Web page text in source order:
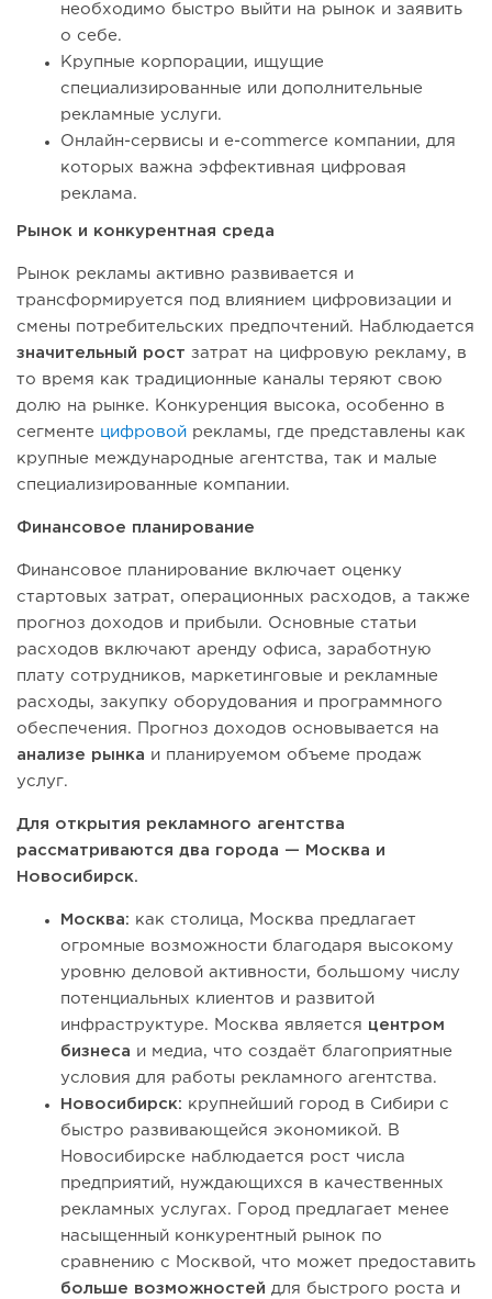
необходимо быстро выйти на рынок и заявить
о себе.
Крупные корпорации, ищущие
специализированные или дополнительные
рекламные услуги.
Онлайн-сервисы и e-commerce компании, для
которых важна эффективная цифровая
реклама.
Рынок и конкурентная среда
Рынок рекламы активно развивается и
трансформируется под влиянием цифровизации и
смены потребительских предпочтений. Наблюдается
значительный рост затрат на цифровую рекламу, в
то время как традиционные каналы теряют свою
долю на рынке. Конкуренция высока, особенно в
сегменте цифровой рекламы, где представлены как
крупные международные агентства, так и малые
специализированные компании.
Финансовое планирование
Финансовое планирование включает оценку
стартовых затрат, операционных расходов, а также
прогноз доходов и прибыли. Основные статьи
расходов включают аренду офиса, заработную
плату сотрудников, маркетинговые и рекламные
расходы, закупку оборудования и программного
обеспечения. Прогноз доходов основывается на
анализе рынка и планируемом объеме продаж
услуг.
Для открытия рекламного агентства
рассматриваются два города — Москва и
Новосибирск.
Москва: как столица, Москва предлагает
огромные возможности благодаря высокому
уровню деловой активности, большому числу
потенциальных клиентов и развитой
инфраструктуре. Москва является центром
бизнеса и медиа, что создаёт благоприятные
условия для работы рекламного агентства.
Новосибирск: крупнейший город в Сибири с
быстро развивающейся экономикой. В
Новосибирске наблюдается рост числа
предприятий, нуждающихся в качественных
рекламных услугах. Город предлагает менее
насыщенный конкурентный рынок по
сравнению с Москвой, что может предоставить
больше возможностей для быстрого роста и